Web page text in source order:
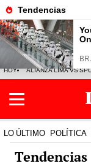
HOY ALIANZA LIMA VS
LO ÚLTIMO POLÍTICA
Tendencias